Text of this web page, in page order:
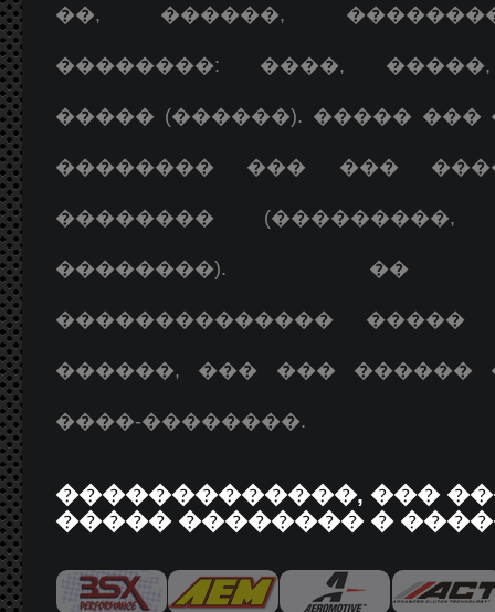
��, ������,
��������: ����,
����� (������). �����
�������� ��� ���
�������� (���������,
��������). ��
��������������
������, ��� ��� ������
����-��������.
�������������, ���
����� �������� �